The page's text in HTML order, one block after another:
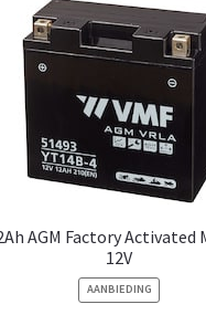
AGM Factory Activated
12V
AANBIEDINGPRODUCT
IN